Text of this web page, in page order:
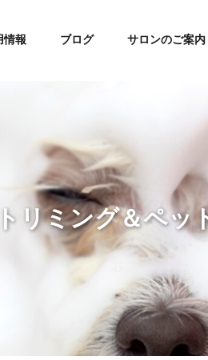
情報 ブログ サロンのご案内
リミング＆ペッ